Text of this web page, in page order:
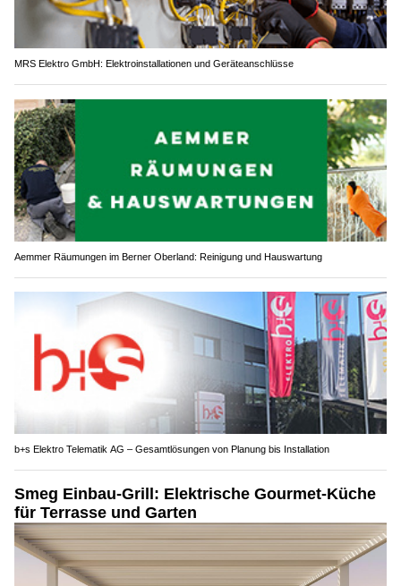
MRS Elektro GmbH: Elektroinstallationen und Geräteanschlüsse
Aemmer Räumungen im Berner Oberland: Reinigung und Hauswartung
b+s Elektro Telematik AG – Gesamtlösungen von Planung bis Installation
Smeg Einbau-Grill: Elektrische Gourmet-Küche
für Terrasse und Garten